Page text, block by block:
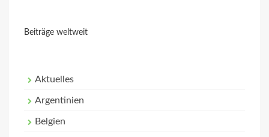
Beiträge weltweit
Aktuelles
Argentinien
Belgien